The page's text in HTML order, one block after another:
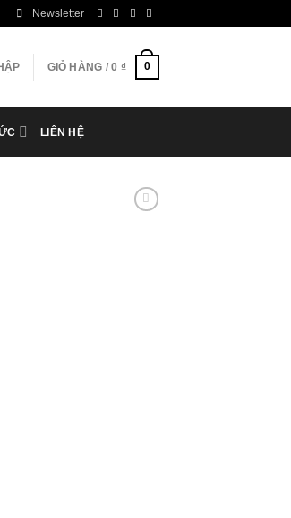
Newsletter
GIỎ HÀNG /0 ₫ 0
LIÊN HỆ